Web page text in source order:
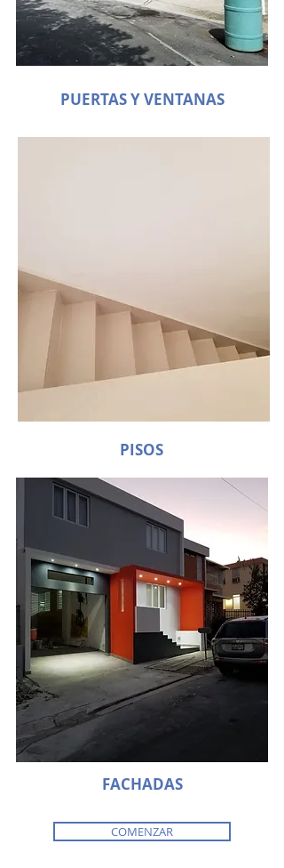
PUERTAS Y VENTANAS
PISOS
FACHADAS
COMENZAR